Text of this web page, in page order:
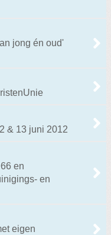
jong én oud'
& 13 juni 2012
en
en
eigen